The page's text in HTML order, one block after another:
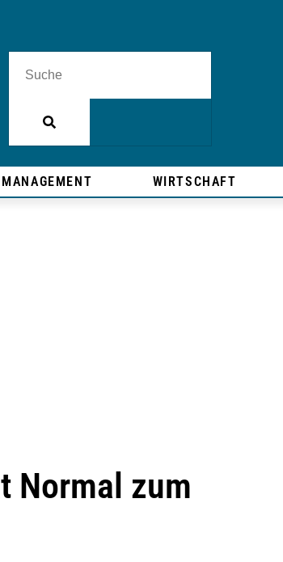
MANAGEMENT WIRTSCHAFT
Normal zum